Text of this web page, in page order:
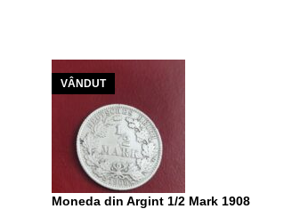
VÂNDUT
Moneda din Argint 1/2 Mark 1908